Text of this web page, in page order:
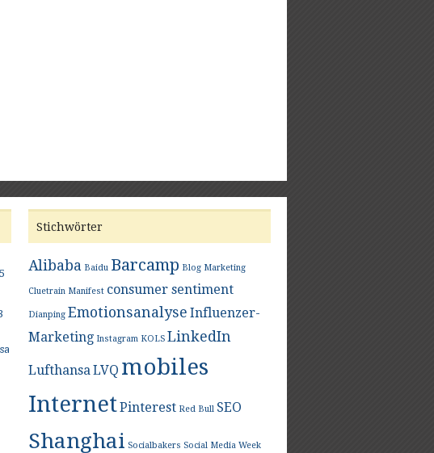
Stichwörter
Alibaba Baidu Barcamp Blog Marketing
Cluetrain Manifest consumer sentiment
Dianping Emotionsanalyse Influenzer-
Marketing Instagram KOLS LinkedIn
LufthansaLVQ mobiles
InternetPinterest Red Bull SEO
Shanghai Socialbakers Social Media Week